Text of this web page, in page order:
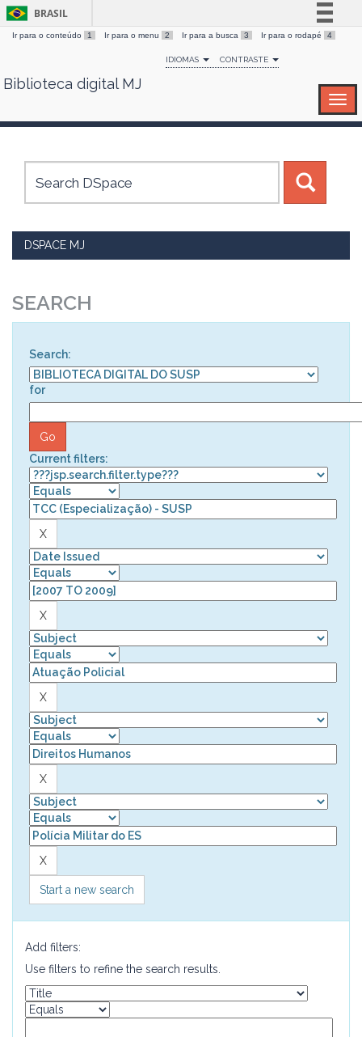
Skip
BRASIL
Simplifique!
Comunica BR
Canais
Ir para o conteúdo 1 Ir para o menu 2 Ir para a busca 3 Ir para o rodapé 4
IDIOMAS CONTRASTE
Biblioteca digital MJ
DSPACE MJ
SEARCH
Search:
for
Current filters:
Start a new search
Add filters:
Use filters to refine the search results.